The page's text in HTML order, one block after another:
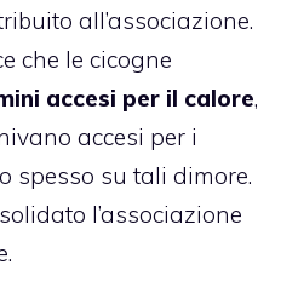
all’associazione.
che le cicogne
accesi per il calore,
accesi per i
spesso su tali dimore.
l’associazione